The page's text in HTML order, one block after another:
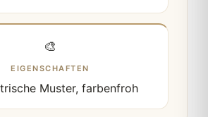
🎨
EIGENSCHAFTEN
Muster, farbenfroh